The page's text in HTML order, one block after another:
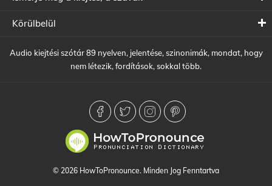
Körülbelül
Audio kiejtési szótár 89 nyelven, jelentése, szinonimák, mondat, hogy
nem létezik, fordítások, sokkal több.
© 2026 HowToPronounce. Minden Jog Fenntartva